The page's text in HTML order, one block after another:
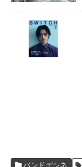
バンドデシネ